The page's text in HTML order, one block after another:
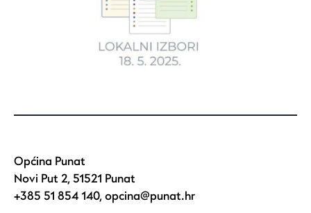
Općina Punat
Novi Put 2, 51521 Punat
+385 51 854 140,opcina@punat.hr